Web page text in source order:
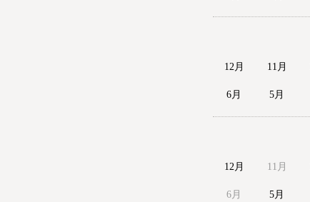
12月 11月
6月 5月
12月 11月
6月 5月